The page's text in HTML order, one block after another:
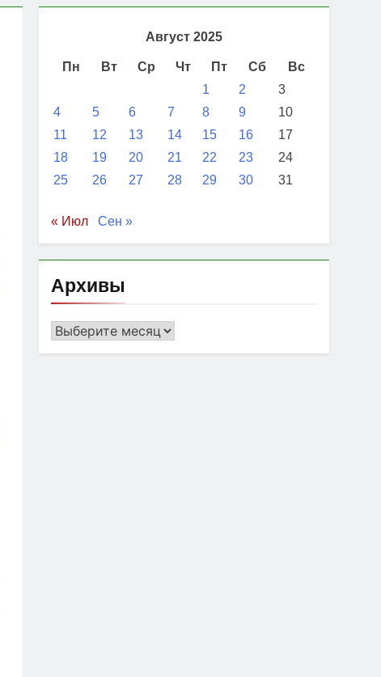
Август 2025
Пн Вт Ср Чт Пт Сб
Вс
1
2
3
4
5 6 7 8 9
10
11
12 13 14 15 16
17
18
19 20 21 22 23
24
25
26 27 28 29 30 31
« Июл Сен »
Архивы
Архивы